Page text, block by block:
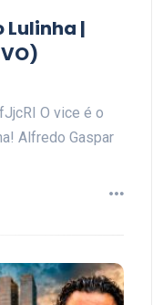
Lulinha |
O vice é o
Alfredo Gaspar